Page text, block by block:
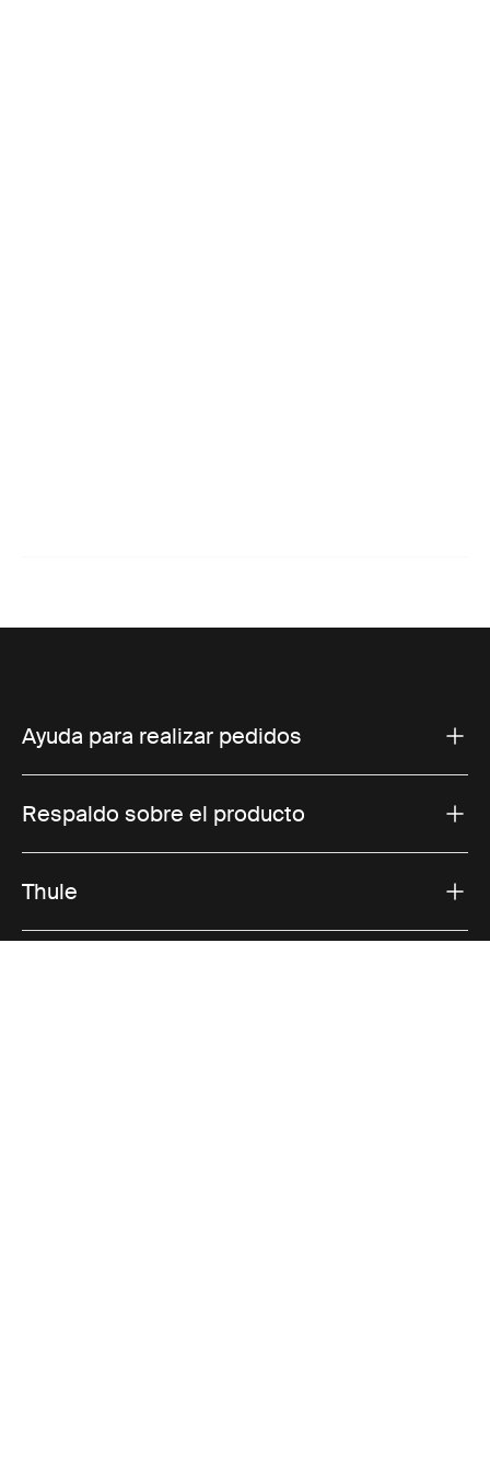
Ayuda para realizar pedidos
Respaldo sobre el producto
Thule